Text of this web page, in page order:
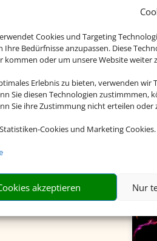
Cookies und Targeting
Ihre Bedürfnisse anzupassen. Diese
kommen oder um unsere Website weiter
Erlebnis zu bieten, verwenden
Sie diesen Technologien zustimmmen,
Sie ihre Zustimmung nicht erteilen
Cookies und Marketing Cookies.
akzeptieren Nur